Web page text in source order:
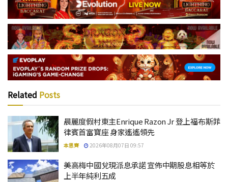
Related Posts
晨麗度假村東主Enrique Razon Jr 登上福布斯菲
律賓首富寶座 身家遙遙領先
本思齊 2026年08月07日 09:57
美高梅中國兌現派息承諾 宣佈中期股息相等於
上半年純利五成